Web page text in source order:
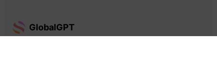
GlobalGPT